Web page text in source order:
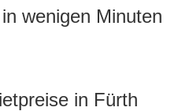
wenigen Minuten
in Fürth